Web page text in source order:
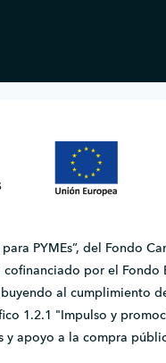
PYMEs”, del Fondo
cofinanciado por el
al cumplimiento
1.2.1 "Impulso y
y apoyo a la compra